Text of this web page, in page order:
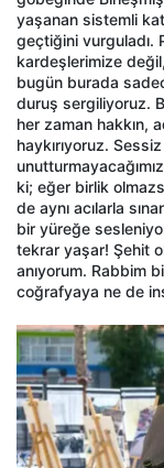
yaşanan sistemli
geçtiğini vurguladı.
kardeşlerimize
bugün burada
duruş sergiliyoruz.
her zaman hakkın,
haykırıyoruz. Sessiz
ki; eğer birlik
de aynı acılarla
bir yüreğe
tekrar yaşar! Şehit
anıyorum. Rabbim
coğrafyaya ne de